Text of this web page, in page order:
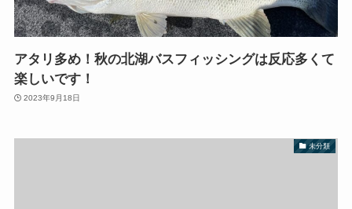
アタリ多め！秋の北湖バスフィッシングは反応多くて
楽しいです！
2023年9月18日
未分類